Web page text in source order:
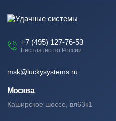
+7 (495) 127-76-53
Бесплатно по России
msk@luckysystems.ru
Москва
Каширское шоссе, вл63к1